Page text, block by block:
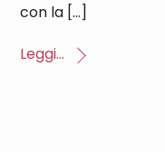
con la […]
Leggi...